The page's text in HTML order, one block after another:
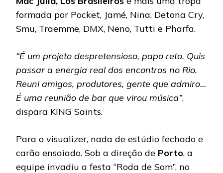
formada por Pocket, Jamé, Nina, Detona Cry,
Smu, Traemme, DMX, Neno, Tutti e Pharfa.
“É um projeto despretensioso, papo reto. Quis
passar a energia real dos encontros no Rio.
Reuni amigos, produtores, gente que admiro…
É uma reunião de bar que virou música”,
dispara KING Saints.
Para o visualizer, nada de estúdio fechado e
carão ensaiado. Sob a direção de Porto, a
equipe invadiu a festa “Roda de Som”, no